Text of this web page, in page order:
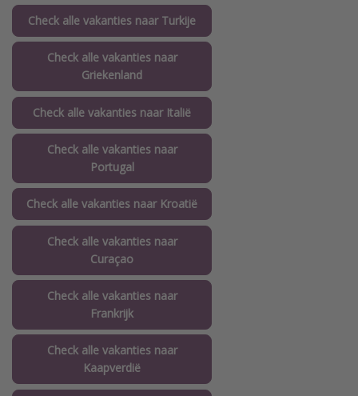
Check alle vakanties naar Turkije
Check alle vakanties naar
Griekenland
Check alle vakanties naar Italië
Check alle vakanties naar
Portugal
Check alle vakanties naar Kroatië
Check alle vakanties naar
Curaçao
Check alle vakanties naar
Frankrijk
Check alle vakanties naar
Kaapverdië